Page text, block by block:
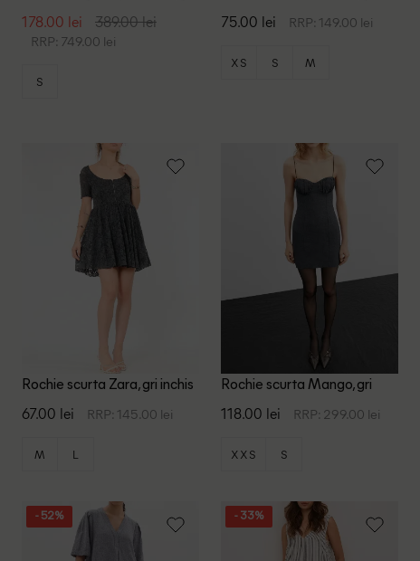
178.00 lei 389.00 lei
RRP: 749.00 lei
S
75.00 lei RRP: 149.00 lei
XS S M
Rochie scurta Zara, gri inchis
67.00 lei RRP: 145.00 lei
M L
Rochie scurta Mango, gri
118.00 lei RRP: 299.00 lei
XXS S
- 52% - 33%